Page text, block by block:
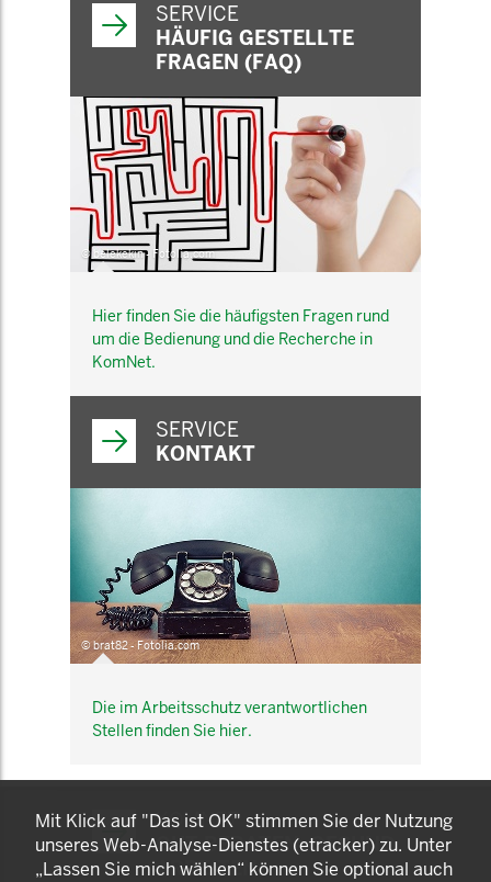
SERVICE
HÄUFIG GESTELLTE
FRAGEN (FAQ)
© belekekin - Fotolia.com
Hier finden Sie die häufigsten Fragen rund
um die Bedienung und die Recherche in
KomNet.
SERVICE
KONTAKT
© brat82 - Fotolia.com
Die im Arbeitsschutz verantwortlichen
Stellen finden Sie hier.
KOMNET
GUT BERATEN. GESUND
ARBEITEN.
Mit Klick auf "Das ist OK" stimmen Sie der Nutzung
unseres Web-Analyse-Dienstes (etracker) zu. Unter
„Lassen Sie mich wählen“ können Sie optional auch